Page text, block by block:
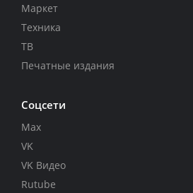
Маркет
Техника
ТВ
Печатные издания
Соцсети
Max
VK
VK Видео
Rutube